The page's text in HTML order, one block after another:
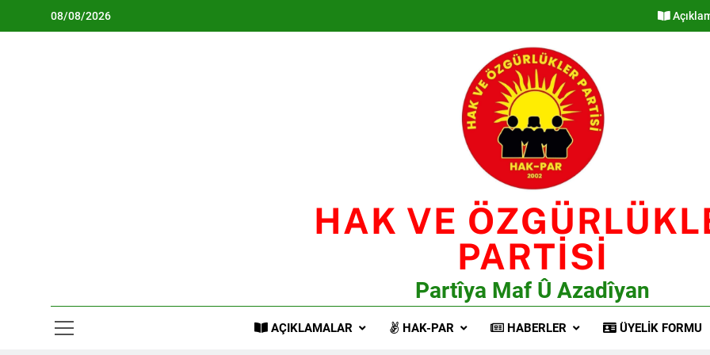
08/08/2026
HAK VE
PARTİSİ
Partîya Maf Û Azadîyan
AÇIKLAMALAR HAK-PAR HABERLER ÜYELIK FORMU